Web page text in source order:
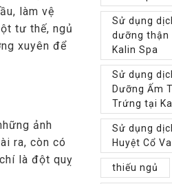
làm vệ
tư thế, ngủ
xuyên để
ảnh
ra, còn có
là đột quỵ
Sử dụng
dưỡng
Kalin Spa
Sử dụng
Dưỡng Ấm
Trứng tại
Sử dụng
Huyệt Cổ
thiếu ngủ